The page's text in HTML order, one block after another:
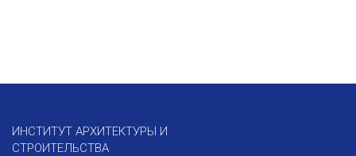
ИНСТИТУТ АРХИТЕКТУРЫ И
СТРОИТЕЛЬСТВА